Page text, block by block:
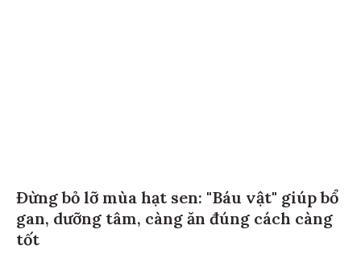
Đừng bỏ lỡ mùa hạt sen: "Báu vật" giúp bổ
gan, dưỡng tâm, càng ăn đúng cách càng
tốt